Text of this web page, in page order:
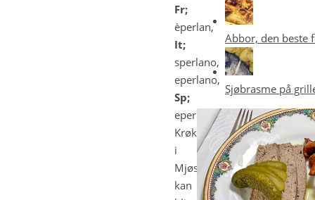
Fr;
èperlan,
It;
sperlano,
eperlano,
Sp;
eperlános.
Krøkla
i
Mjøsa
kan
Abbor, den beste
Sjøbrasme på